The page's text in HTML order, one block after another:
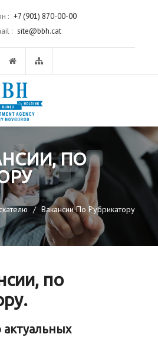
: +7 (901) 870-00-00
: site@bbh.cat
ПО
Вакансии По Рубрикатору
по
актуальных